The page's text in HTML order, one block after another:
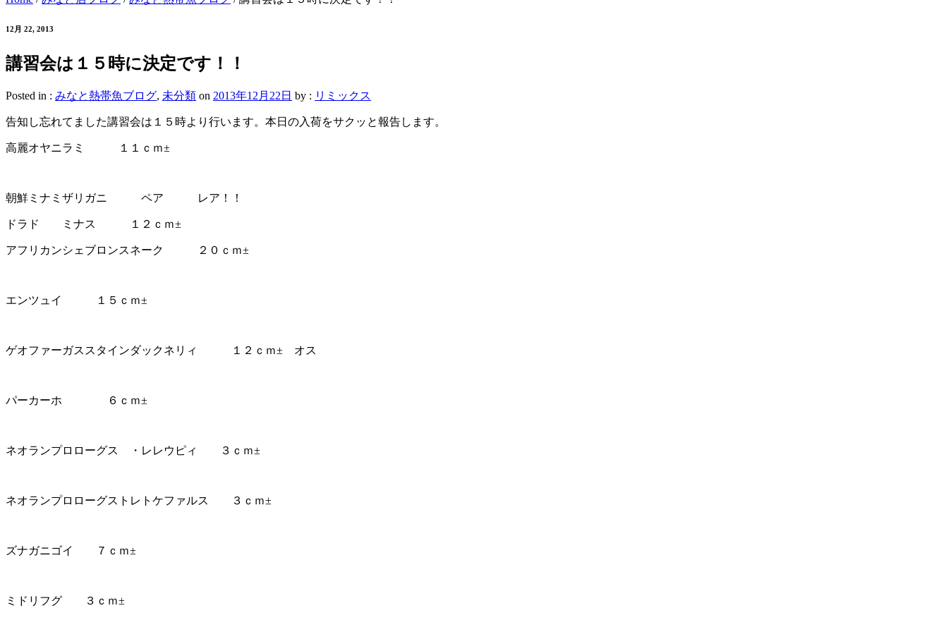
12月 22, 2013
講習会は１５時に決定です！！
Posted in : みなと熱帯魚ブログ, 未分類 on 2013年12月22日 by : リミックス
告知し忘れてました講習会は１５時より行います。本日の入荷をサクッと報告します。
高麗オヤニラミ １１ｃｍ±
朝鮮ミナミザリガニ ペア レア！！
ドラド ミナス １２ｃｍ±
アフリカンシェブロンスネーク ２０ｃｍ±
エンツュイ １５ｃｍ±
ゲオファーガススタインダックネリィ １２ｃｍ± オス
パーカーホ ６ｃｍ±
ネオランプロローグス ・レレウピィ ３ｃｍ±
ネオランプロローグストレトケファルス ３ｃｍ±
ズナガニゴイ ７ｃｍ±
ミドリフグ ３ｃｍ±